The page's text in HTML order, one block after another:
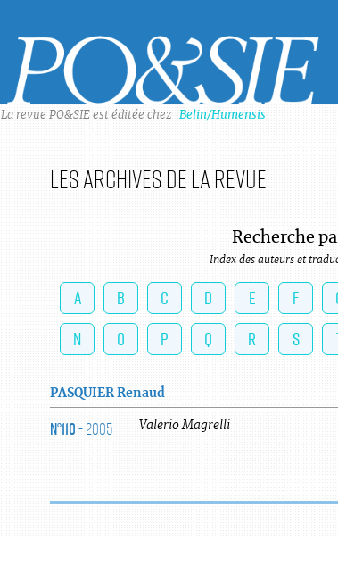
La revue PO&SIE est éditée chez Belin/Humensis
Les archives de la revue
Recherche
Index des auteurs et
A B C D E F
N
O P Q R S
PASQUIER Renaud
N°110- 2005 Valerio Magrelli